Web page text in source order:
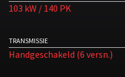
103 kW / 140 PK
TRANSMISSIE
Handgeschakeld (6 versn.)